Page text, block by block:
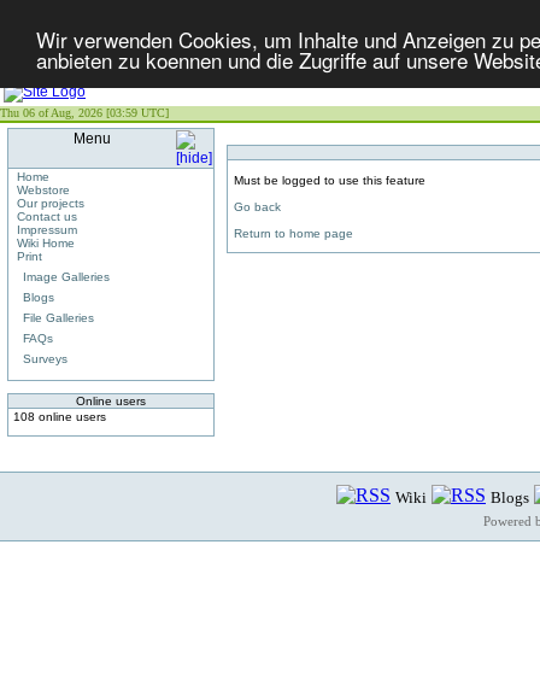
Wir verwenden Cookies, um Inhalte und Anzeigen zu
anbieten zu koennen und die Zugriffe auf unsere
Thu 06 of Aug, 2026 [03:59 UTC]
Menu
Home
Webstore
Our projects
Contact us
Impressum
Wiki Home
Print
Image Galleries
Blogs
File Galleries
FAQs
Surveys
Online users
108 online users
Must be logged to use this feature
Go back
Return to home page
Wiki Blogs
Powered